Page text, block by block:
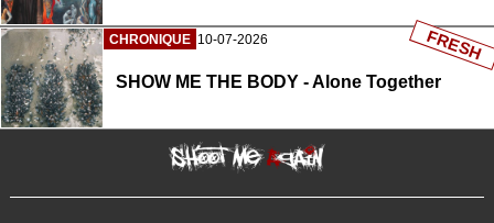
CHRONIQUE 10-07-2026
SHOW ME THE BODY - Alone Together
FRESH